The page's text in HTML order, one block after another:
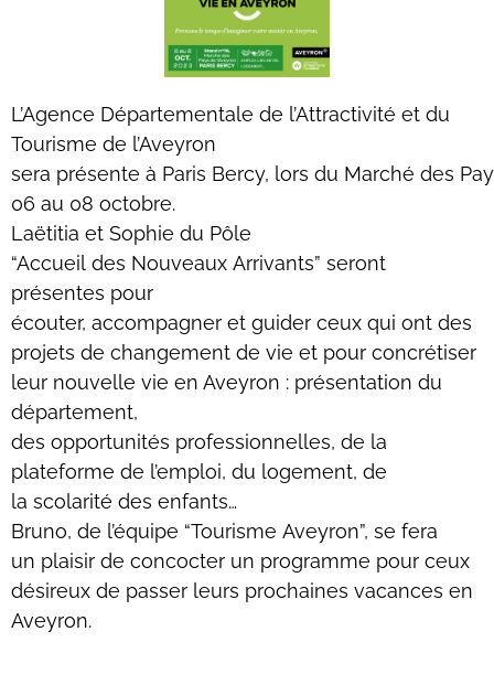
L’Agence Départementale de l’Attractivité et du
Tourisme de l’Aveyron
sera présente à Paris Bercy, lors du Marché des
06 au 08 octobre.
Laëtitia et Sophie du Pôle
“Accueil des Nouveaux Arrivants” seront
présentes pour
écouter, accompagner et guider ceux qui ont des
projets de changement de vie et pour concrétiser
leur nouvelle vie en Aveyron : présentation du
département,
des opportunités professionnelles, de la
plateforme de l’emploi, du logement, de
la scolarité des enfants…
Bruno, de l’équipe “Tourisme Aveyron”, se fera
un plaisir de concocter un programme pour ceux
désireux de passer leurs prochaines vacances en
Aveyron.